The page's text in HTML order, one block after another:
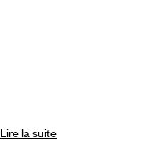
Lire la suite